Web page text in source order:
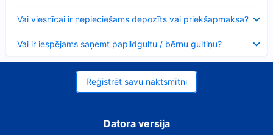
Vai viesnīcai ir nepieciešams depozīts vai priekšapmaksa?
Vai ir iespējams saņemt papildgultu / bērnu gultiņu?
Reģistrēt savu naktsmītni
Datora versija